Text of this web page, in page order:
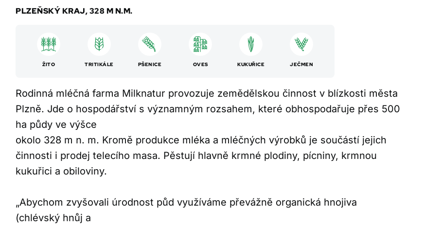
PLZEŇSKÝ KRAJ, 328 M N.M.
ŽITO TRITIKÁLE PŠENICE OVES KUKUŘICE JEČMEN
Rodinná mléčná farma Milknatur provozuje zemědělskou činnost v blízkosti města
Plzně. Jde o hospodářství s významným rozsahem, které obhospodařuje přes 500
ha půdy ve výšce
okolo 328 m n. m. Kromě produkce mléka a mléčných výrobků je součástí jejich
činnosti i prodej telecího masa. Pěstují hlavně krmné plodiny, pícniny, krmnou
kukuřici a obiloviny.
„Abychom zvyšovali úrodnost půd využíváme převážně organická hnojiva
(chlévský hnůj a